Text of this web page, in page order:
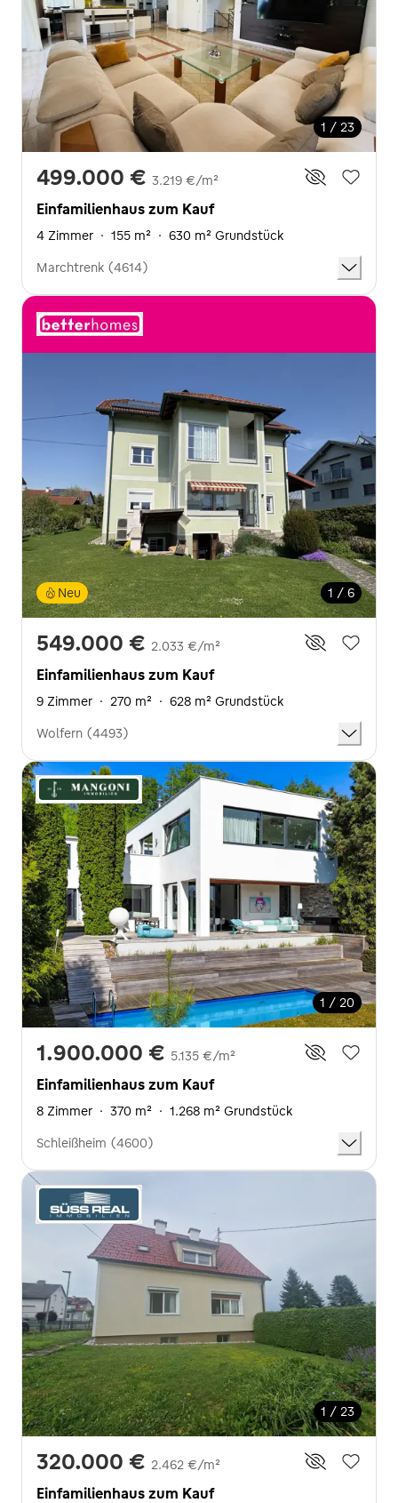
1 / 23
499.000 € 3.219 €/m²
Einfamilienhaus zum Kauf
4 Zimmer · 155 m² · 630 m² Grundstück
Marchtrenk (4614)
1 / 6
Neu
549.000 € 2.033 €/m²
Einfamilienhaus zum Kauf
9 Zimmer · 270 m² · 628 m² Grundstück
Wolfern (4493)
1 / 20
1.900.000 € 5.135 €/m²
Einfamilienhaus zum Kauf
8 Zimmer · 370 m² · 1.268 m² Grundstück
Schleißheim (4600)
1 / 23
320.000 € 2.462 €/m²
Einfamilienhaus zum Kauf